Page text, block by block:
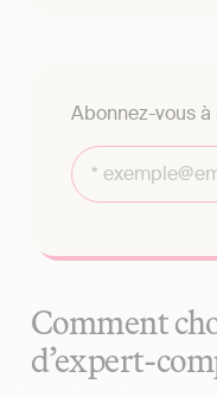
Abonnez-vous
Comment
d’expert-